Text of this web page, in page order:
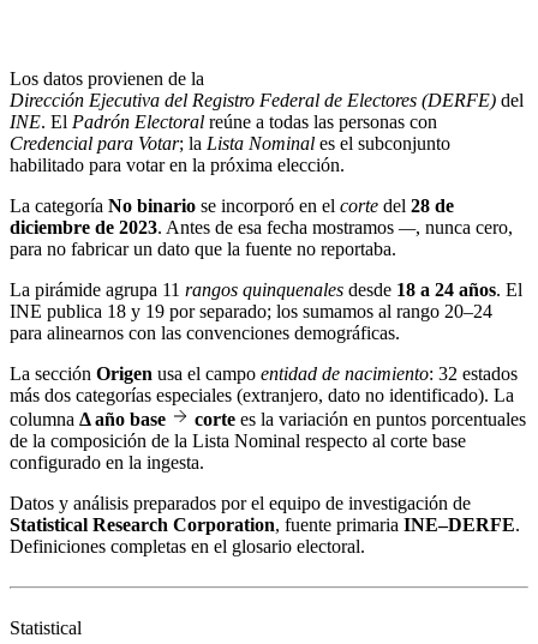
Los datos provienen de la
Dirección Ejecutiva del Registro Federal de Electores (DERFE) del
INE. El Padrón Electoral reúne a todas las personas con
Credencial para Votar; la Lista Nominal es el subconjunto
habilitado para votar en la próxima elección.
La categoría No binario se incorporó en el corte del 28 de
diciembre de 2023. Antes de esa fecha mostramos —, nunca cero,
para no fabricar un dato que la fuente no reportaba.
La pirámide agrupa 11 rangos quinquenales desde 18 a 24 años. El
INE publica 18 y 19 por separado; los sumamos al rango 20–24
para alinearnos con las convenciones demográficas.
La sección Origen usa el campo entidad de nacimiento: 32 estados
más dos categorías especiales (extranjero, dato no identificado). La
columna Δ año base corte es la variación en puntos porcentuales
de la composición de la Lista Nominal respecto al corte base
configurado en la ingesta.
Datos y análisis preparados por el equipo de investigación de
Statistical Research Corporation, fuente primaria INE–DERFE.
Definiciones completas en el glosario electoral.
Statistical